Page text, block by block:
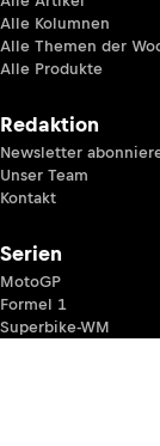
Alle Kolumnen
Alle Themen der
Alle Produkte
Redaktion
Newsletter
Unser Team
Kontakt
Serien
MotoGP
Formel 1
Superbike-WM